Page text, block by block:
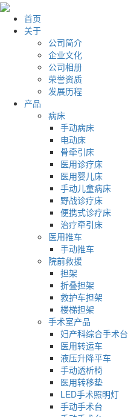
首页
关于
公司简介
企业文化
公司相册
荣誉资质
发展历程
产品
病床
手动病床
电动床
骨牵引床
医用诊疗床
医用婴儿床
手动儿童病床
野战诊疗床
便携式诊疗床
治疗牵引床
医用推车
手动推车
院前救援
担架
折叠担架
救护车担架
楼梯担架
手术室产品
妇产科综合手术台
医用转运车
液压升降平车
手动透析椅
医用转移垫
LED手术照明灯
手动手术台